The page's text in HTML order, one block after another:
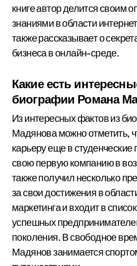
книге автор делится своим
знаниями в области
также рассказывает о
бизнеса в онлайн-среде.
Какие есть
биографии Романа
Из интересных фактов из
Мадянова можно отметить,
карьеру еще в студенческие
свою первую компанию в
также получил несколько
за свои достижения в
маркетинга и входит в
успешных
поколения. В свободное
Мадянов занимается